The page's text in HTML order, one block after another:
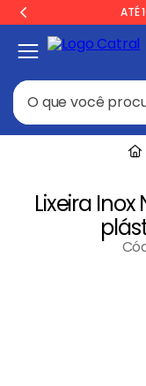
ATÉ
O que você
Lixeira
Termos mais
2º Geladeira
Balança